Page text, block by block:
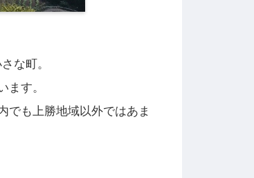
な町。
ます。
でも上勝地域以外ではあま